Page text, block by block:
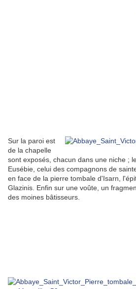
Sur la paroi est
de la chapelle
sont exposés, chacun dans une niche ;
Eusébie, celui des compagnons de
en face de la pierre tombale d'Isarn,
Glazinis. Enfin sur une voûte, un
des moines bâtisseurs.